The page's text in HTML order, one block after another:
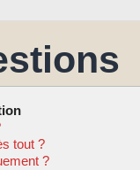
tout ?
?